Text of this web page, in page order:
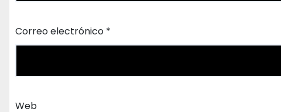
Correo electrónico *
Web